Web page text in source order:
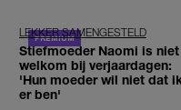
LEKKER SAMENGESTELD
Stiefmoeder Naomi is niet
welkom bij verjaardagen:
'Hun moeder wil niet dat
er ben'